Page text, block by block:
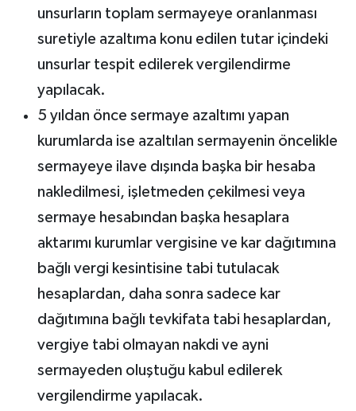
unsurların toplam sermayeye oranlanması
suretiyle azaltıma konu edilen tutar içindeki
unsurlar tespit edilerek vergilendirme
yapılacak.
5 yıldan önce sermaye azaltımı yapan
kurumlarda ise azaltılan sermayenin öncelikle
sermayeye ilave dışında başka bir hesaba
nakledilmesi, işletmeden çekilmesi veya
sermaye hesabından başka hesaplara
aktarımı kurumlar vergisine ve kar dağıtımına
bağlı vergi kesintisine tabi tutulacak
hesaplardan, daha sonra sadece kar
dağıtımına bağlı tevkifata tabi hesaplardan,
vergiye tabi olmayan nakdi ve ayni
sermayeden oluştuğu kabul edilerek
vergilendirme yapılacak.